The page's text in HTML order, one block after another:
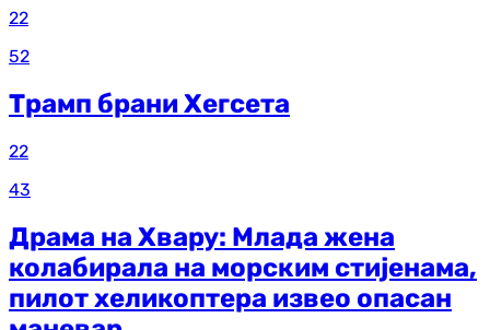
22
52
Трамп брани Хегсета
22
43
Драма на Хвару: Млада жена
колабирала на морским стијенама,
пилот хеликоптера извео опасан